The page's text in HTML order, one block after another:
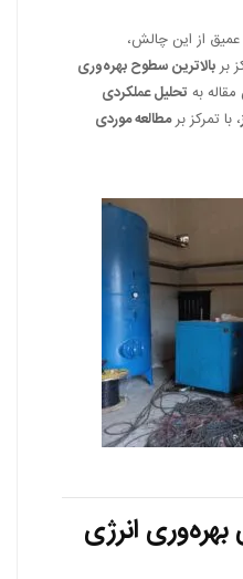
عمیق از این چالش،
بربالاترین سطوح بهره‌وری
به تحلیل عملکردی
، با تمرکز برمطالعه موردی
انرژی